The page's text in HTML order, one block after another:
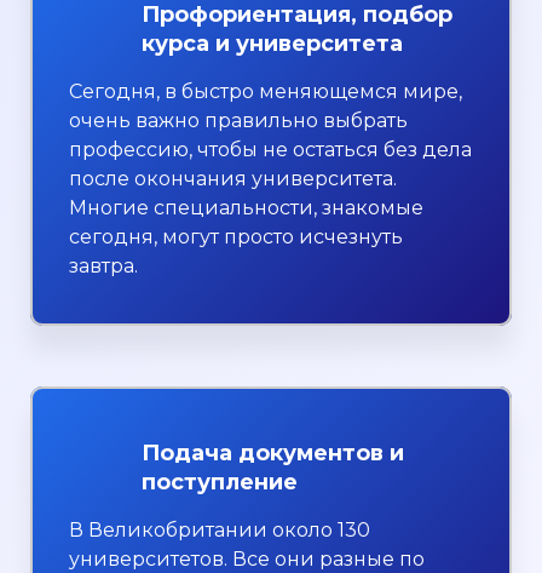
Профориентация, подбор
курса и университета
Сегодня, в быстро меняющемся мире,
очень важно правильно выбрать
профессию, чтобы не остаться без дела
после окончания университета.
Многие специальности, знакомые
сегодня, могут просто исчезнуть
завтра.
Подача документов и
поступление
В Великобритании около 130
университетов. Все они разные по